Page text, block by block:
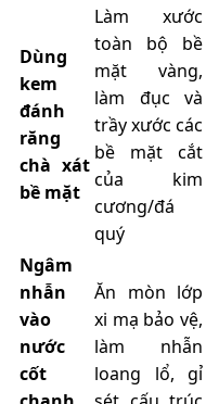
Dùng
kem
đánh
răng
chà xát
bề mặt
Làm xước
toàn bộ bề
mặt vàng,
làm đục và
trầy xước các
bề mặt cắt
của kim
cương/đá
quý
Ngâm
nhẫn
vào
nước
cốt
Ăn mòn lớp
xi mạ bảo vệ,
làm nhẫn
loang lổ, gỉ